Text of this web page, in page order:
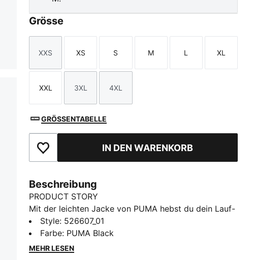
Grösse
Größe
XXS
Größe
XS
Größe
S
Größe
M
Größe
L
Größe
XL
Größe
XXL
Größe
3XL
Größe
4XL
GRÖSSENTABELLE
Zu Favoriten hinzufügenIN DEN WARENKORB
Beschreibung
PRODUCT STORY
Mit der leichten Jacke von PUMA hebst du dein Lauf-
Game auf ein neues Level. Ausgestattet mit dryCELL
Technologie, die dich trocken hält,
Reißverschlusstaschen für deine Essentials und einem
Style: 526607_01
Farbe: PUMA Black
MEHR LESEN